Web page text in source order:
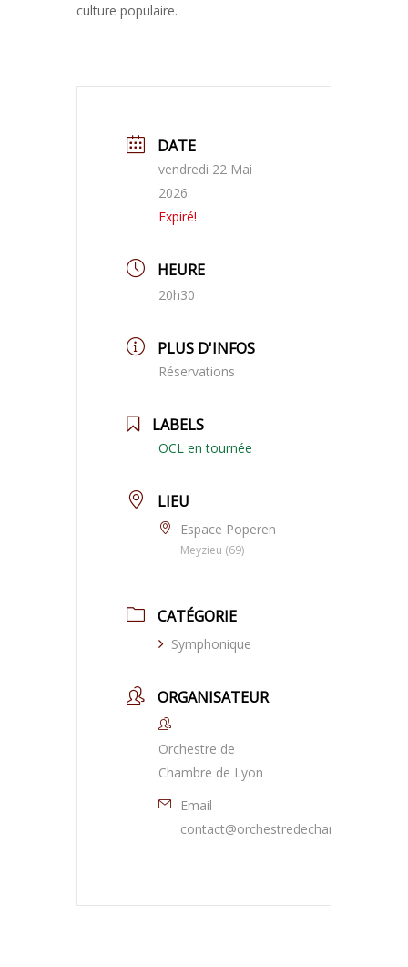
culture populaire.
DATE
vendredi 22 Mai
2026
Expiré!
HEURE
20h30
PLUS D'INFOS
Réservations
LABELS
OCL en tournée
LIEU
Espace Poperen
Meyzieu (69)
CATÉGORIE
Symphonique
ORGANISATEUR
Orchestre de
Chambre de Lyon
Email